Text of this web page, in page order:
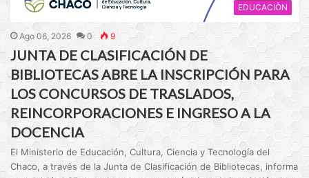
EDUCACIÒN
Ago 06, 2026 0 9
JUNTA DE CLASIFICACIÓN DE
BIBLIOTECAS ABRE LA INSCRIPCIÓN PARA
LOS CONCURSOS DE TRASLADOS,
REINCORPORACIONES E INGRESO A LA
DOCENCIA
El Ministerio de Educación, Cultura, Ciencia y Tecnología del
Chaco, a través de la Junta de Clasificación de Bibliotecas, informa